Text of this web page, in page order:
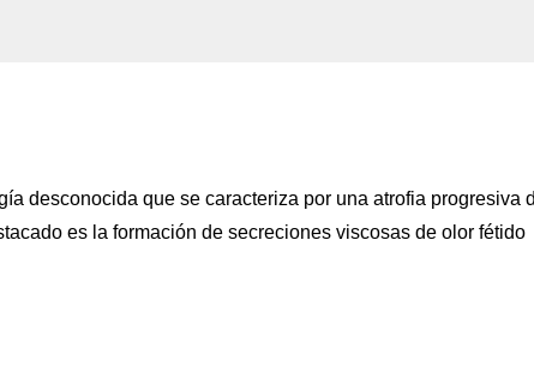
desconocida que se caracteriza por una atrofia progresiva
es la formación de secreciones viscosas de olor fétido